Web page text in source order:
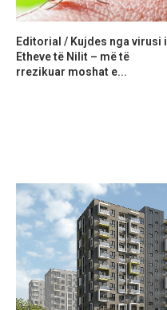
Editorial / Kujdes nga virusi i
Etheve të Nilit – më të
rrezikuar moshat e...